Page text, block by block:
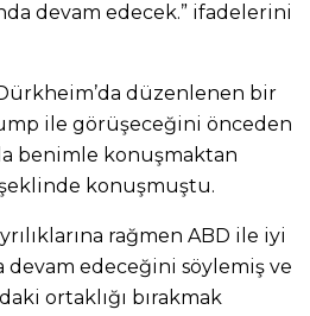
devam edecek.” ifadelerini
düzenlenen bir
ile görüşeceğini önceden
benimle konuşmaktan
konuşmuştu.
rağmen ABD ile iyi
devam edeceğini söylemiş ve
ortaklığı bırakmak